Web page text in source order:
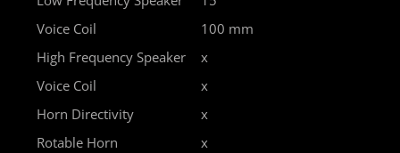
Voice Coil
100 mm
High Frequency Speaker
x
Voice Coil
x
Horn Directivity
x
Rotable Horn
x